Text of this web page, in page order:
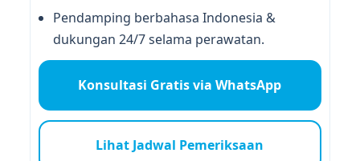
Pendamping berbahasa Indonesia &
dukungan 24/7 selama perawatan.
Konsultasi Gratis via WhatsApp
Lihat Jadwal Pemeriksaan